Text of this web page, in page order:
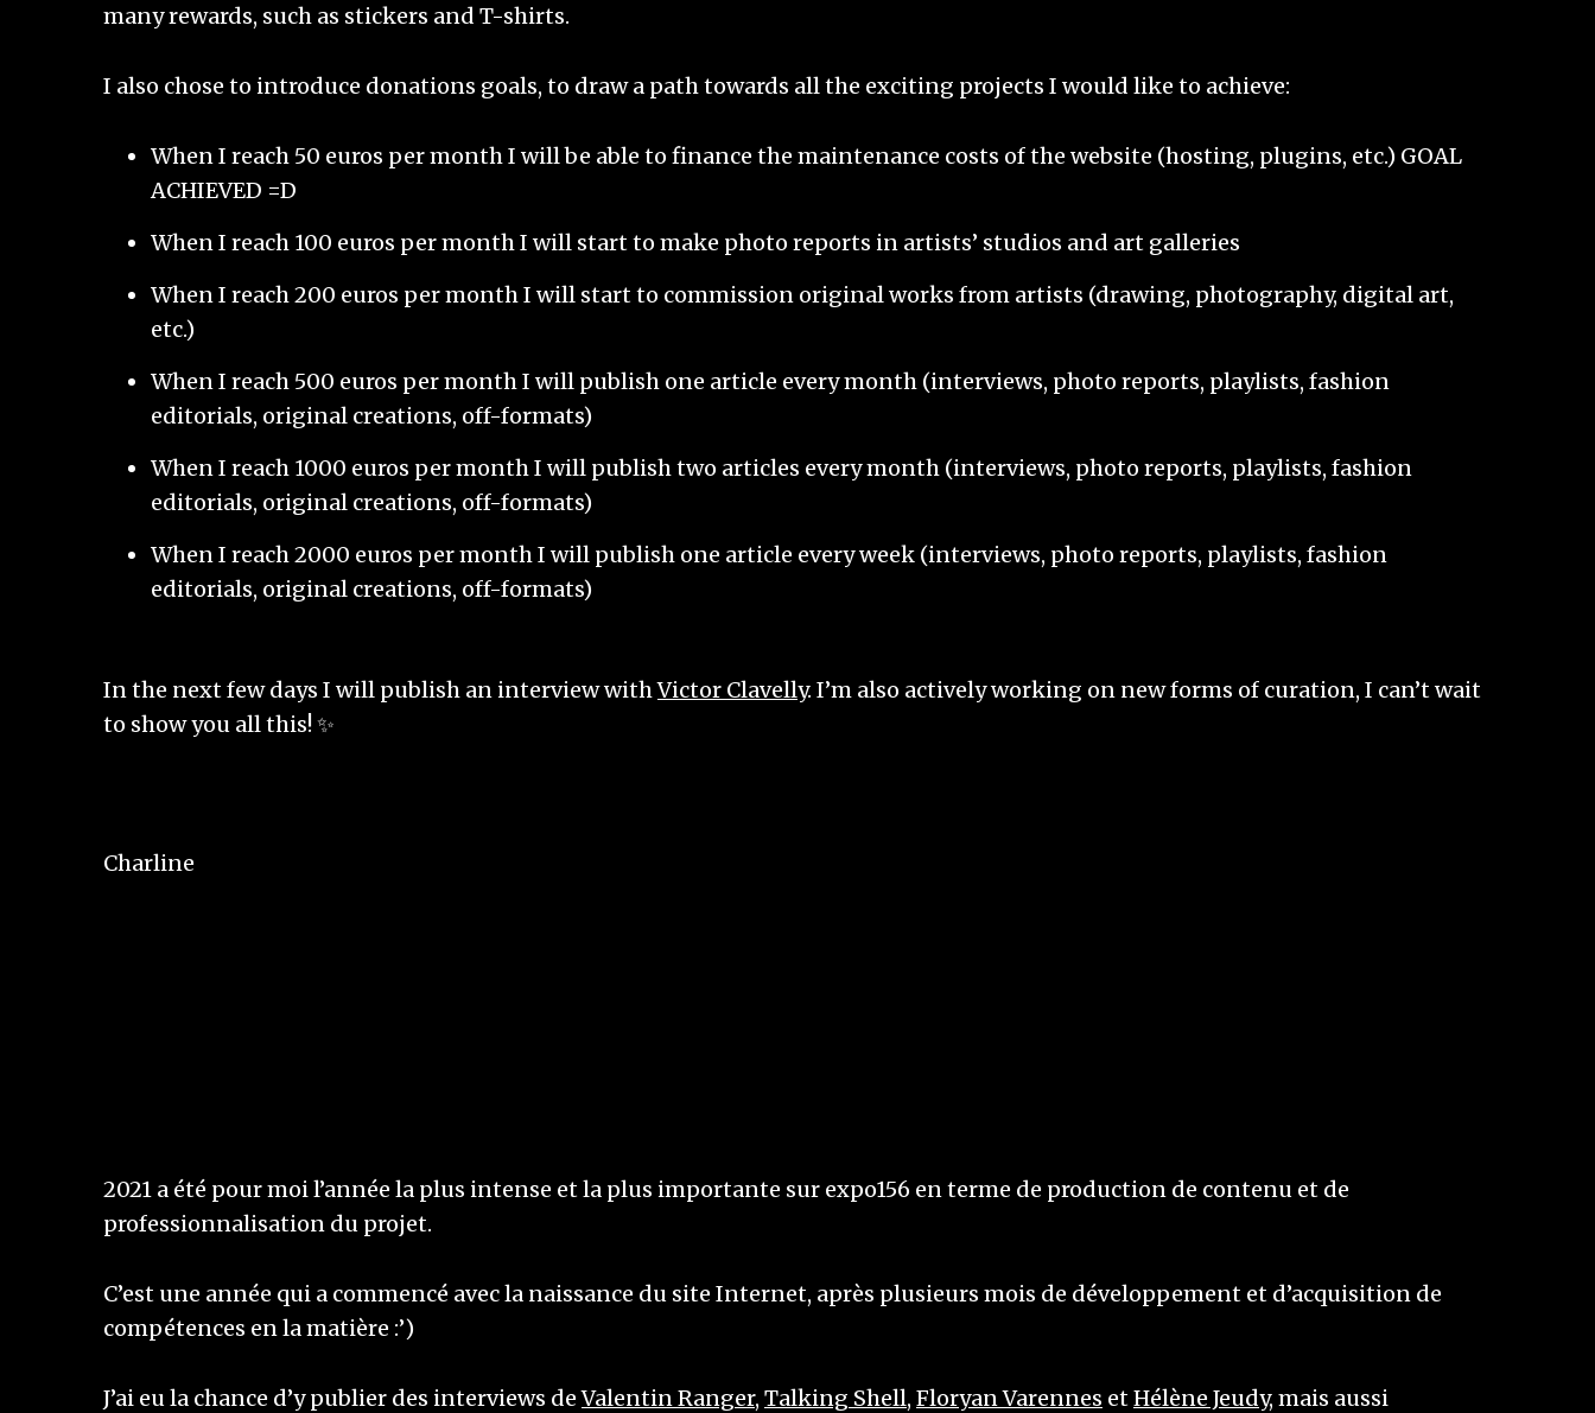
many rewards, such as stickers and T-shirts.
I also chose to introduce donations goals, to draw a path towards all the exciting projects I would like to achieve:
When I reach 50 euros per month I will be able to finance the maintenance costs of the website (hosting, plugins, etc.) GOAL
ACHIEVED =D
When I reach 100 euros per month I will start to make photo reports in artists’ studios and art galleries
When I reach 200 euros per month I will start to commission original works from artists (drawing, photography, digital art,
etc.)
When I reach 500 euros per month I will publish one article every month (interviews, photo reports, playlists, fashion
editorials, original creations, off-formats)
When I reach 1000 euros per month I will publish two articles every month (interviews, photo reports, playlists, fashion
editorials, original creations, off-formats)
When I reach 2000 euros per month I will publish one article every week (interviews, photo reports, playlists, fashion
editorials, original creations, off-formats)
In the next few days I will publish an interview withVictor Clavelly. I’m also actively working on new forms of curation, I can’t wait
to show you all this! ✨
Charline
2021 a été pour moi l’année la plus intense et la plus importante sur expo156 en terme de production de contenu et de
professionnalisation du projet.
C’est une année qui a commencé avec la naissance du site Internet, après plusieurs mois de développement et d’acquisition de
compétences en la matière :’)
J’ai eu la chance d’y publier des interviews deValentin Ranger, Talking Shell, Floryan Varennes etHélène Jeudy, mais aussi